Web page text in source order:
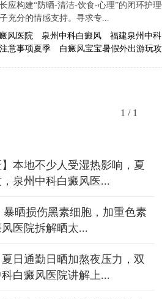
应构建“防晒-清洁-饮食-心理”的闭环护
充分的情感支持。寻求专...
风医院 泉州中科白癜风
福建泉州中
意事项夏季 白癜风宝宝暑假外出游玩
1 / 1
】本地不少人受湿热影响，夏
泉州中科白癜风医...
暴晒损伤黑素细胞，加重色素
医院拆解晒太...
夏日通勤日晒加熬夜压力，双
白癜风医院讲解上...